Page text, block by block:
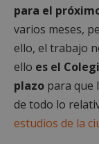
para el
varios meses,
ello, el trabajo
ello es el
plazo para que
de todo lo
estudios de la